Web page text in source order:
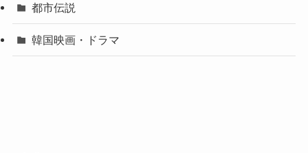
都市伝説
韓国映画・ドラマ